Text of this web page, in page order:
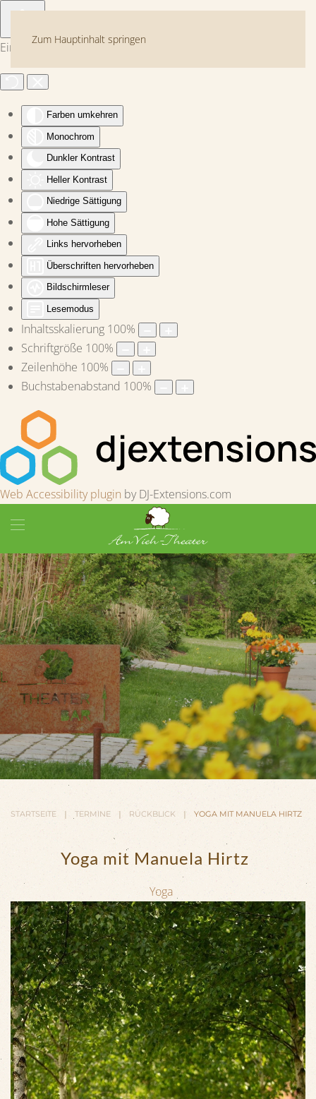
Eingabehilfen öffnen
Farben umkehren
Monochrom
Dunkler Kontrast
Heller Kontrast
Niedrige Sättigung
Hohe Sättigung
Links hervorheben
Überschriften hervorheben
Bildschirmleser
Lesemodus
Inhaltsskalierung 100%
Schriftgröße 100%
Zeilenhöhe 100%
Buchstabenabstand 100%
Web Accessibility plugin by DJ-Extensions.com
Zum Hauptinhalt springen
STARTSEITE TERMINE RÜCKBLICK YOGA MIT MANUELA HIRTZ
Yoga mit Manuela Hirtz
Yoga